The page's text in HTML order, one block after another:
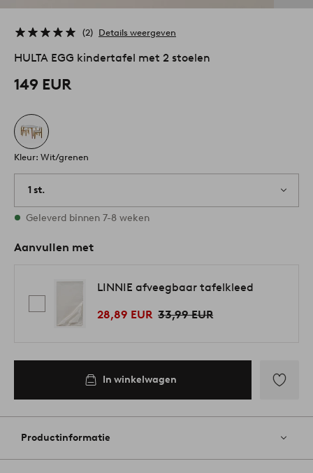
2 Details weergeven
HULTA EGG kindertafel met 2 stoelen
149 EUR
Kleur: Wit/grenen
1 st.
Op voorraad
Geleverd binnen 7-8 weken
Aanvullen met
LINNIE afveegbaar tafelkleed
28,89 EUR 33,99 EUR
In winkelwagen
aan
Productinformatie